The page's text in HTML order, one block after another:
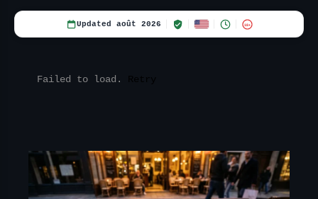
Updated août 2026 18+
Failed to load.